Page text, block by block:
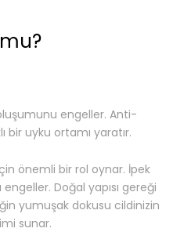
mu?
engeller. Anti-
bir uyku ortamı yaratır.
önemli bir rol oynar. İpek
Doğal yapısı gereği
yumuşak dokusu cildinizin
sunar.